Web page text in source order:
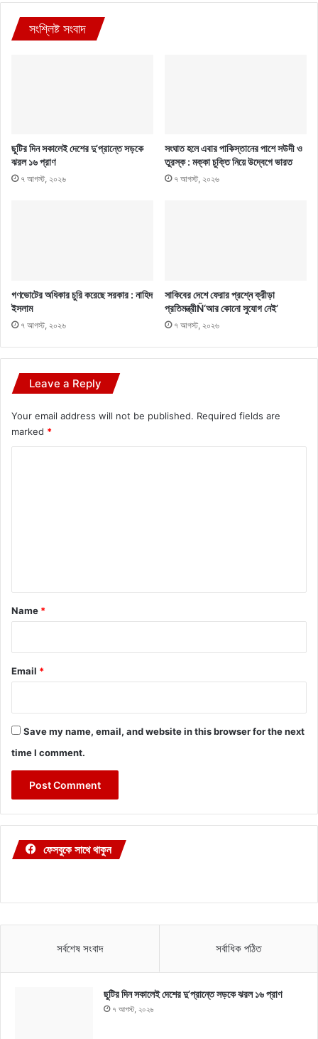
সংশ্লিষ্ট সংবাদ
ছুটির দিন সকালেই দেশের দু’প্রান্তে সড়কে
ঝরল ১৬ প্রাণ
৭ আগস্ট, ২০২৬
সংঘাত হলে এবার পাকিস্তানের পাশে সউদী ও
তুরস্ক : মক্কা চুক্তি নিয়ে উদ্বেগে ভারত
৭ আগস্ট, ২০২৬
গণভোটের অধিকার চুরি করেছে সরকার : নাহিদ
ইসলাম
৭ আগস্ট, ২০২৬
সাকিবের দেশে ফেরার প্রশ্নে ক্রীড়া
প্রতিমন্ত্রীÑ‘আর কোনো সুযোগ নেই’
৭ আগস্ট, ২০২৬
Leave a Reply
Your email address will not be published. Required fields are
marked *
*
Name *
Email *
Save my name, email, and website in this browser for the next
time I comment.
ফেসবুকে সাথে থাকুন
সর্বশেষ সংবাদ সর্বাধিক পঠিত
ছুটির দিন সকালেই দেশের দু’প্রান্তে সড়কে ঝরল ১৬ প্রাণ
৭ আগস্ট, ২০২৬